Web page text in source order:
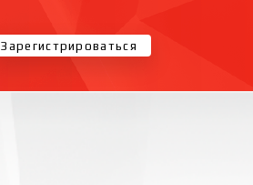
Зарегистрироваться